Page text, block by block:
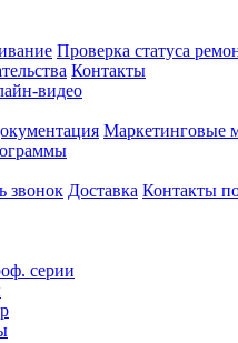
Проверка статуса
Контакты
видео
Маркетинговые
звонок Доставка Контакты
серии